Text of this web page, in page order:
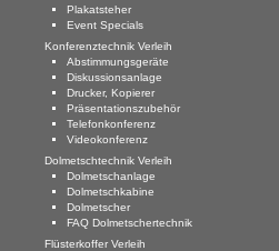
Plakatsteher
Event Specials
Konferenztechnik Verleih
Abstimmungsgeräte
Diskussionsanlage
Drucker, Kopierer
Präsentationszubehör
Telefonkonferenz
Videokonferenz
Dolmetschtechnik Verleih
Dolmetschanlage
Dolmetschkabine
Dolmetscher
FAQ Dolmetschertechnik
Flüsterkoffer Verleih